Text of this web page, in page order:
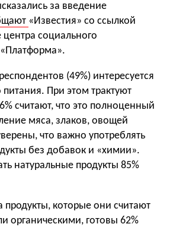
за введение
«Известия» со ссылкой
социального
(49%) интересуется
При этом трактуют
считают, что это полноценный
мяса, злаков, овощей
что важно употреблять
без добавок и «химии».
натуральные продукты 85%
продукты, которые они считают
органическими, готовы 62%